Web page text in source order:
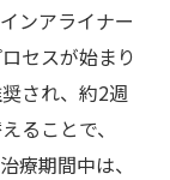
ンアライナー
セスが始まり
され、約2週
ることで、
療期間中は、